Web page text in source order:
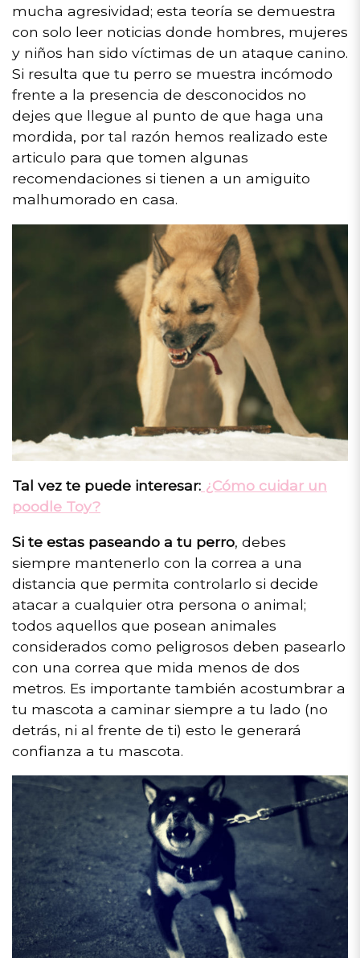
mucha agresividad; esta teoría se demuestra
con solo leer noticias donde hombres, mujeres
y niños han sido víctimas de un ataque canino.
Si resulta que tu perro se muestra incómodo
frente a la presencia de desconocidos no
dejes que llegue al punto de que haga una
mordida, por tal razón hemos realizado este
articulo para que tomen algunas
recomendaciones si tienen a un amiguito
malhumorado en casa.
Tal vez te puede interesar: ¿Cómo cuidar un
poodle Toy?
Si te estas paseando a tu perro, debes
siempre mantenerlo con la correa a una
distancia que permita controlarlo si decide
atacar a cualquier otra persona o animal;
todos aquellos que posean animales
considerados como peligrosos deben pasearlo
con una correa que mida menos de dos
metros. Es importante también acostumbrar a
tu mascota a caminar siempre a tu lado (no
detrás, ni al frente de ti) esto le generará
confianza a tu mascota.